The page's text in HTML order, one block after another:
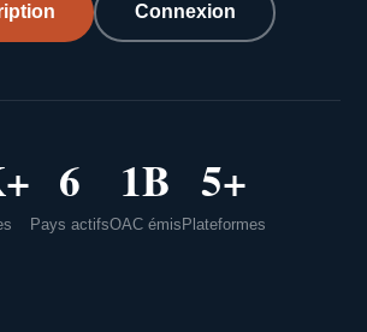
Connexion
6
Pays actifs
1B
OAC émis
5+
Plateformes